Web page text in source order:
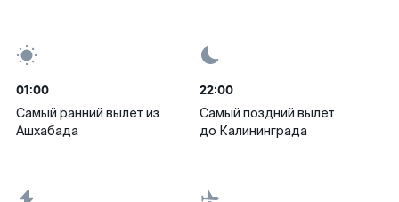
01:00
Самый ранний вылет из
Ашхабада
22:00
Самый поздний вылет
до Калининграда